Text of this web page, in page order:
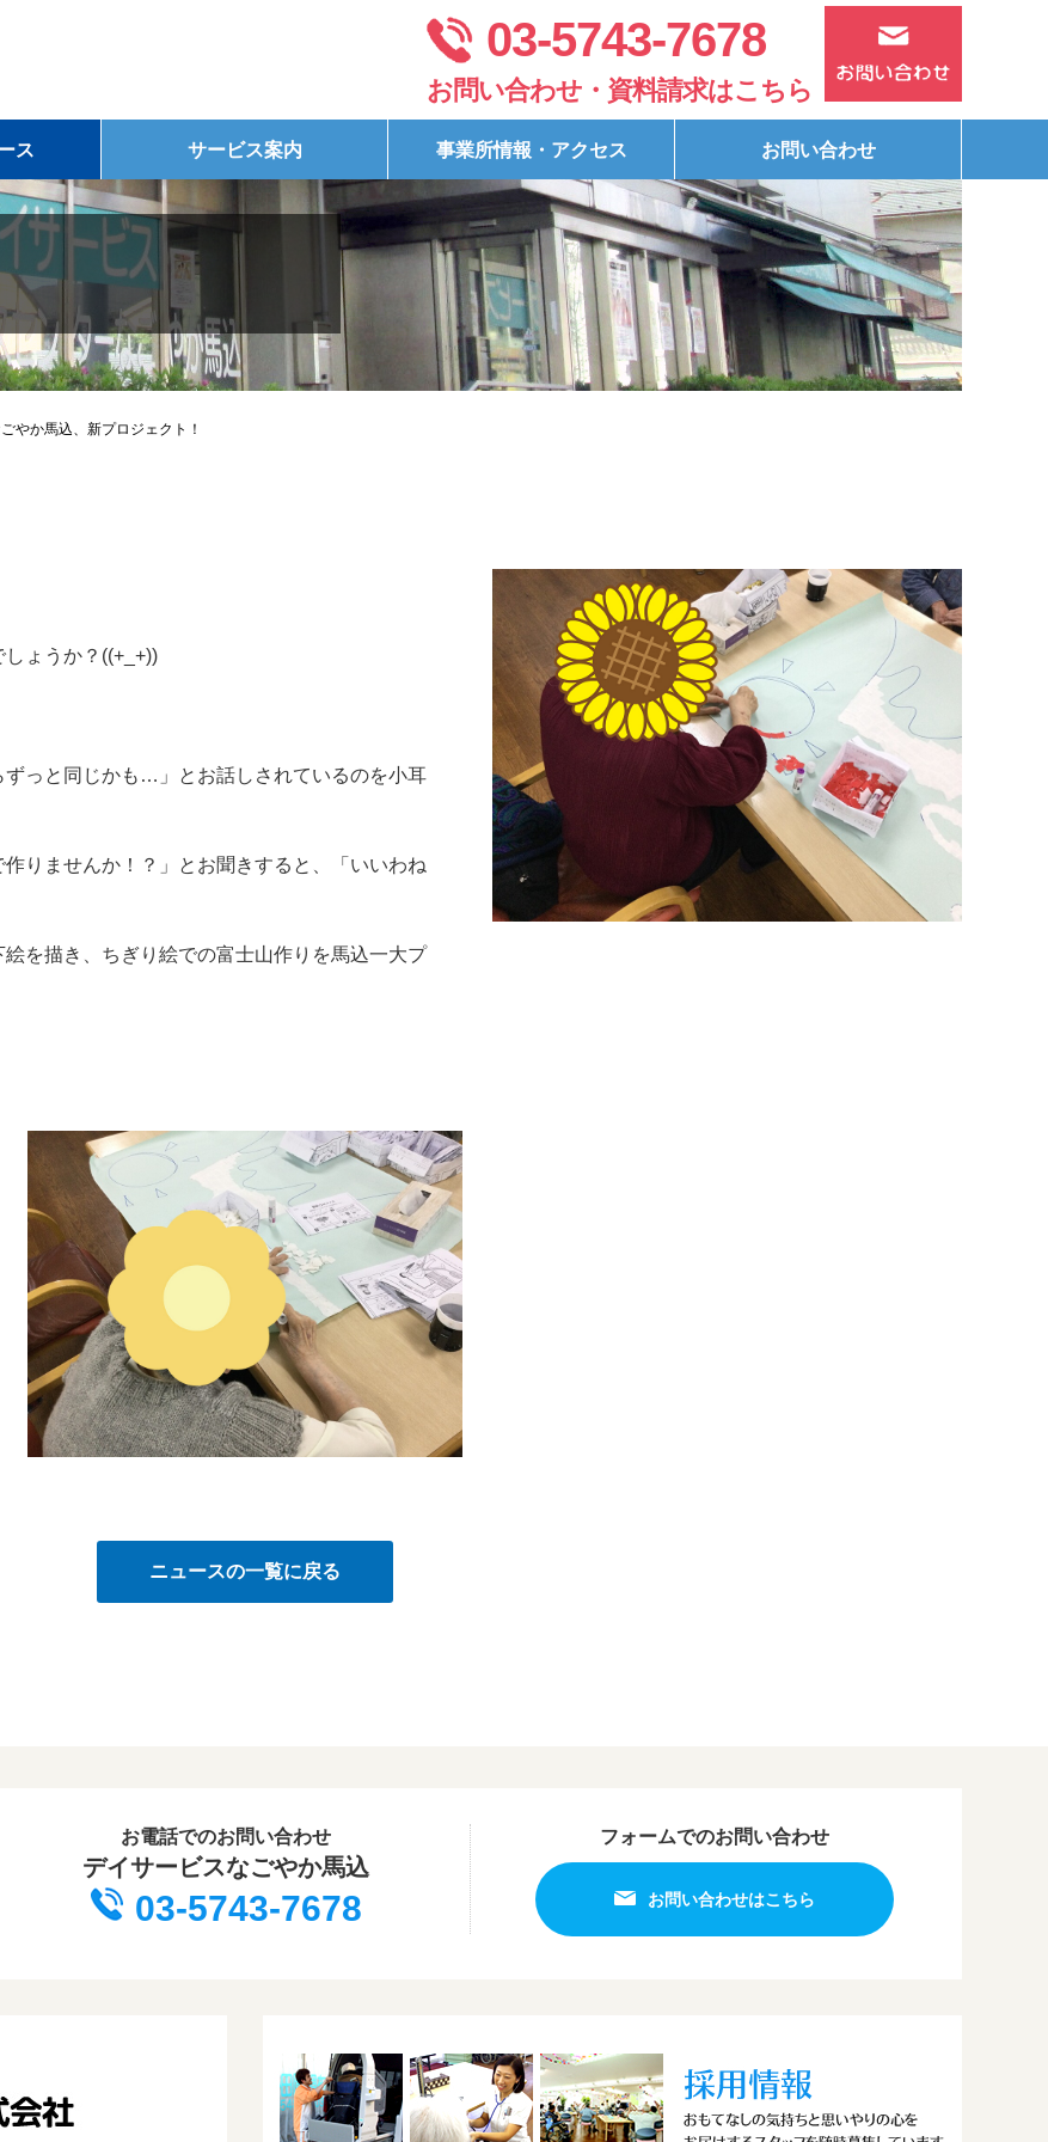
03-5743-7678
お問い合わせ・資料請求はこちら
ス サービス案内 事業所情報・アクセス お問い合わせ
やか馬込、新プロジェクト！
ょうか？((+_+))
ずっと同じかも…」とお話しされているのを小耳
りませんか！？」とお聞きすると、「いいわね
を描き、ちぎり絵での富士山作りを馬込一大プ
ニュースの一覧に戻る
お電話でのお問い合わせ
デイサービスなごやか馬込
03-5743-7678
フォームでのお問い合わせ
お問い合わせはこちら